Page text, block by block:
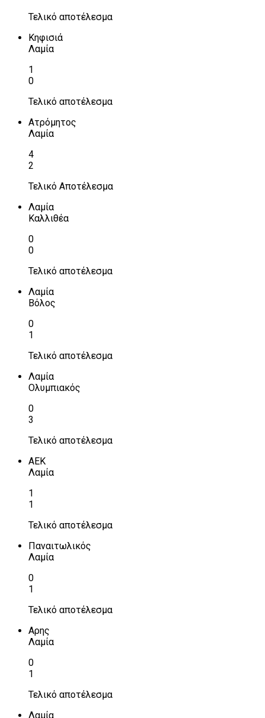
Τελικό αποτέλεσμα
Κηφισιά
Λαμία
1
0
Τελικό αποτέλεσμα
Ατρόμητος
Λαμία
4
2
Τελικό Αποτέλεσμα
Λαμία
Καλλιθέα
0
0
Τελικό αποτέλεσμα
Λαμία
Βόλος
0
1
Τελικό αποτέλεσμα
Λαμία
Ολυμπιακός
0
3
Τελικό αποτέλεσμα
ΑΕΚ
Λαμία
1
1
Τελικό αποτέλεσμα
Παναιτωλικός
Λαμία
0
1
Τελικό αποτέλεσμα
Αρης
Λαμία
0
1
Τελικό αποτέλεσμα
Λαμία